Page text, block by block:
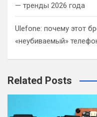
— тренды 2026 года
Ulefone: почему этот
«неубиваемый»
Related Posts